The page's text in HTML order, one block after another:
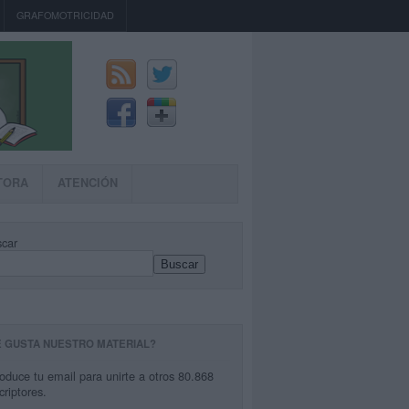
GRAFOMOTRICIDAD
ATENCIÓN
Buscar
GUSTA NUESTRO MATERIAL?
tu email para unirte a otros 80.868